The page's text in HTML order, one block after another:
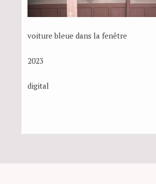
voiture bleue dans la fenêtre
2023
digital